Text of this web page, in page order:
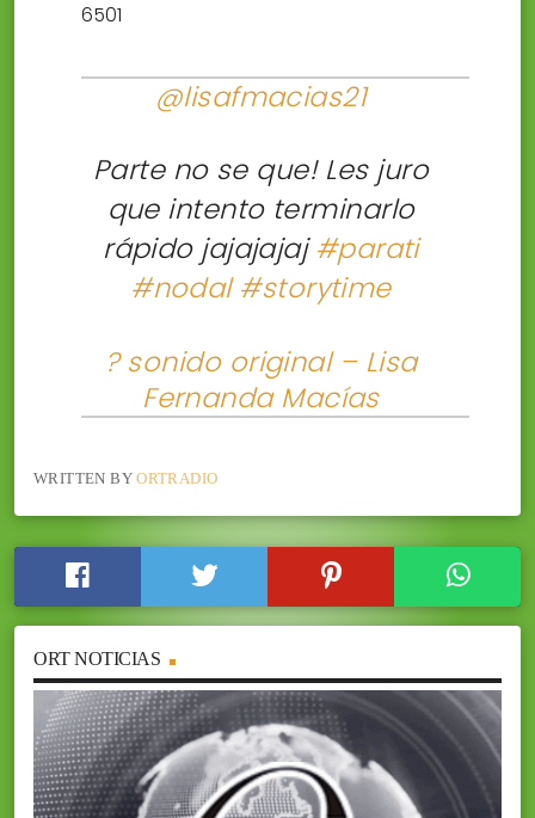
6501
@lisafmacias21
Parte no se que! Les juro
que intento terminarlo
rápido jajajajaj#parati
#nodal #storytime
? sonido original – Lisa
Fernanda Macías
WRITTEN BYORTRADIO
ORT NOTICIAS